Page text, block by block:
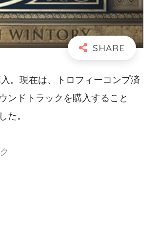
。現在は、トロフィーコンプ済
ンドトラックを購入すること
た。